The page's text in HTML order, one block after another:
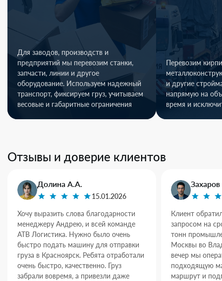
Для заводов, производств и
предприятий мы перевозим станки,
запчасти, линии и другое
оборудование. Используем надежный
транспорт, фиксируем груз, учитываем
весовые и габаритные ограничения
Перевозим
и другие
напрямую на
время и
Отзывы и доверие клиентов
Долина А.А.
15.01.2026
Хочу выразить слова благодарности
менеджеру Андрею, и всей команде
АТВ Логистика. Нужно было очень
быстро подать машину для отправки
груза в Красноярск. Ребята отработали
очень быстро, качественно. Груз
забрали вовремя, а привезли даже
Клиент
запросом на
тонн
Москвы во
вечер мы
подходящую
маршрут и